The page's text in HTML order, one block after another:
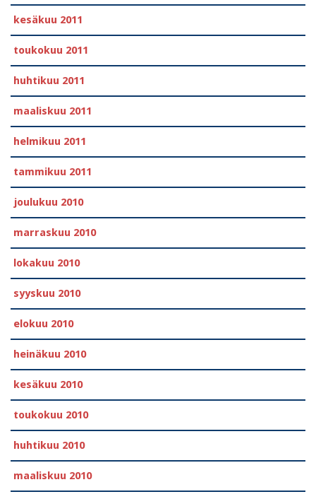
kesäkuu 2011
toukokuu 2011
huhtikuu 2011
maaliskuu 2011
helmikuu 2011
tammikuu 2011
joulukuu 2010
marraskuu 2010
lokakuu 2010
syyskuu 2010
elokuu 2010
heinäkuu 2010
kesäkuu 2010
toukokuu 2010
huhtikuu 2010
maaliskuu 2010